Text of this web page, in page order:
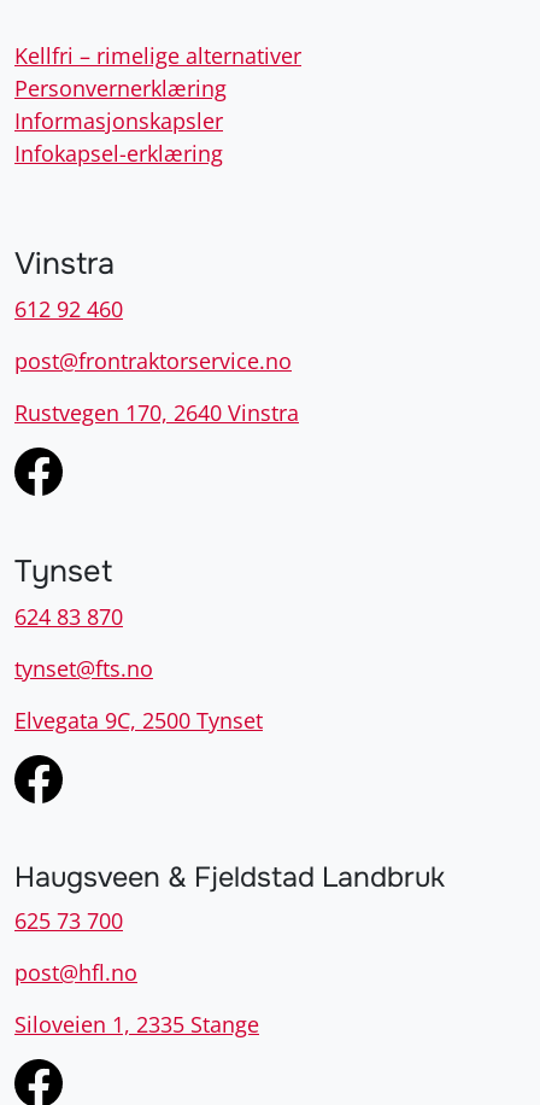
Kellfri – rimelige alternativer
Personvernerklæring
Informasjonskapsler
Infokapsel-erklæring
Vinstra
612 92 460
post@frontraktorservice.no
Rustvegen 170, 2640 Vinstra
Tynset
624 83 870
tynset@fts.no
Elvegata 9C, 2500 Tynset
Haugsveen & Fjeldstad Landbruk
625 73 700
post@hfl.no
Siloveien 1, 2335 Stange